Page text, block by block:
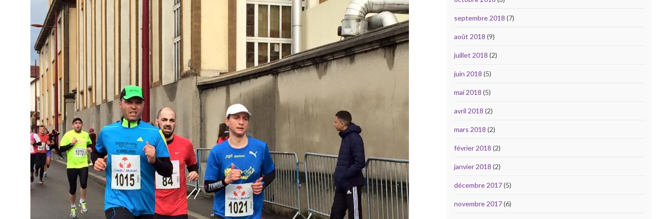
septembre 2018 (7)
août 2018 (9)
juillet 2018 (2)
juin 2018 (5)
mai 2018 (5)
avril 2018 (2)
mars 2018 (2)
février 2018 (2)
janvier 2018 (2)
décembre 2017(5)
novembre 2017(6)